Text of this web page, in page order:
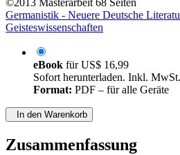
©2013 Masterarbeit 68 Seiten
Germanistik - Neuere Deutsche
Geisteswissenschaften
eBook fürUS$ 16,99
Sofort herunterladen. Inkl. MwSt.
Format: PDF – für alle Geräte
In den Warenkorb
Zusammenfassung